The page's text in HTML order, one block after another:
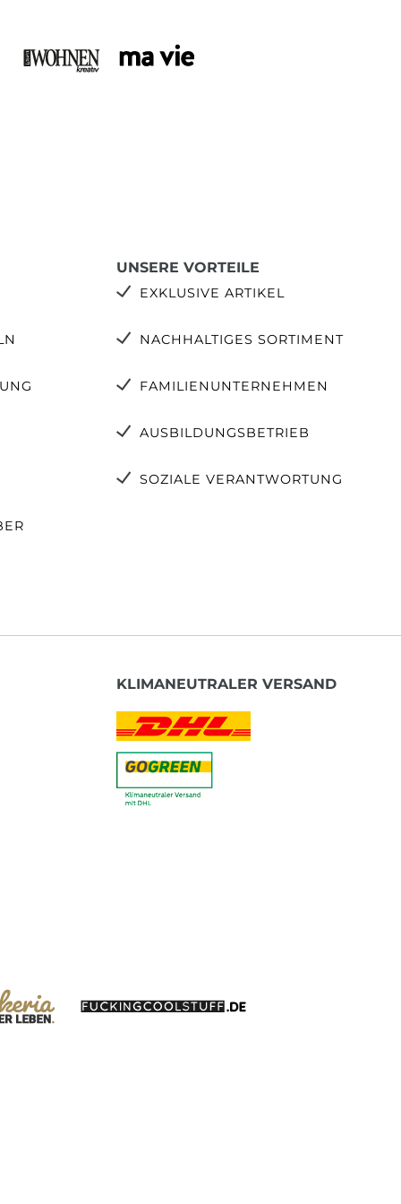
UNSERE VORTEILE
EXKLUSIVE ARTIKEL
NACHHALTIGES SORTIMENT
FAMILIENUNTERNEHMEN
AUSBILDUNGSBETRIEB
SOZIALE VERANTWORTUNG
KLIMANEUTRALER VERSAND